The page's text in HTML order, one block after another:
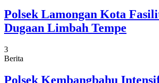
Polsek Lamongan Kota
Dugaan Limbah Tempe
3
Berita
Polsek Kembangbahu